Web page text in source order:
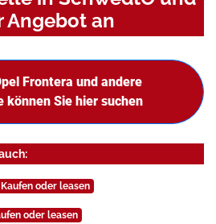
Angebot an
Frontera und andere
können Sie hier suchen
oder leasen
oder leasen